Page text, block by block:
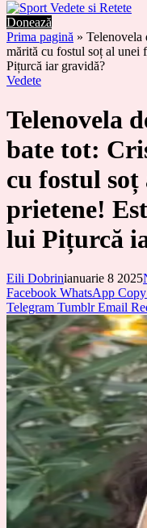
Donează
Prima pagină » Telenovela
mărită cu fostul soț al unei
Pițurcă iar gravidă?
Vedete
Telenovela
bate tot:
cu fostul soț
prietene!
lui Pițurcă
Eili Dobrinianuarie 8 2025
Facebook WhatsApp
Telegram Tumblr Email